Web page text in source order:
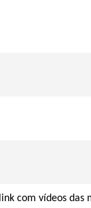
com vídeos das